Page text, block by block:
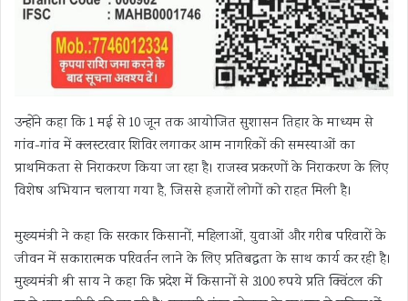
उन्होंने कहा कि 1 मई से 10 जून तक आयोजित सुशासन तिहार के माध्यम से
गांव-गांव में क्लस्टरवार शिविर लगाकर आम नागरिकों की समस्याओं का
प्राथमिकता से निराकरण किया जा रहा है। राजस्व प्रकरणों के निराकरण के लिए
विशेष अभियान चलाया गया है, जिससे हजारों लोगों को राहत मिली है।
मुख्यमंत्री ने कहा कि सरकार किसानों, महिलाओं, युवाओं और गरीब परिवारों के
जीवन में सकारात्मक परिवर्तन लाने के लिए प्रतिबद्धता के साथ कार्य कर रही है।
मुख्यमंत्री श्री साय ने कहा कि प्रदेश में किसानों से 3100 रुपये प्रति क्विंटल की